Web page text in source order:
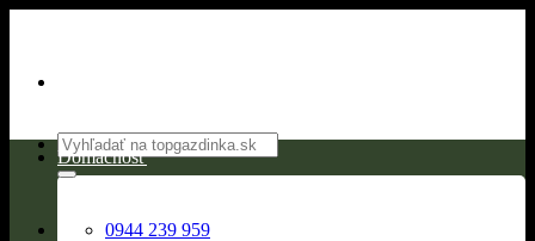
Hľadať:
0944 239 959
Domácnosť